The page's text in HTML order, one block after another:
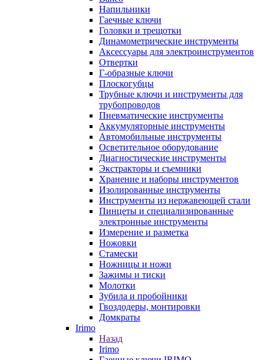
Напильники
Гаечные ключи
Головки и трещотки
Динамометрические инструменты
Аксессуары для электроинструментов
Отвертки
Г-образные ключи
Плоскогубцы
Трубные ключи и инструменты для
трубопроводов
Пневматические инструменты
Аккумуляторные инструменты
Автомобильные инструменты
Осветительное оборудование
Диагностические инструменты
Экстракторы и съемники
Хранение и наборы инструментов
Изолированные инструменты
Инструменты из нержавеющей стали
Пинцеты и специализированные
электронные инструменты
Измерение и разметка
Ножовки
Стамески
Ножницы и ножи
Зажимы и тиски
Молотки
Зубила и пробойники
Гвоздодеры, монтировки
Домкраты
Irimo
Назад
Irimo